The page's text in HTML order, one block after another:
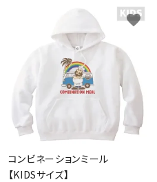
コンビネーションミール
【KIDSサイズ】
favorite